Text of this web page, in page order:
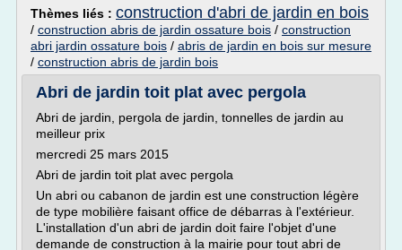
Thèmes liés : construction d'abri de jardin en bois
/ construction abris de jardin ossature bois / construction
abri jardin ossature bois / abris de jardin en bois sur mesure
/ construction abris de jardin bois
Abri de jardin toit plat avec pergola
Abri de jardin, pergola de jardin, tonnelles de jardin au
meilleur prix
mercredi 25 mars 2015
Abri de jardin toit plat avec pergola
Un abri ou cabanon de jardin est une construction légère
de type mobilière faisant office de débarras à l'extérieur.
L'installation d'un abri de jardin doit faire l'objet d'une
demande de construction à la mairie pour tout abri de